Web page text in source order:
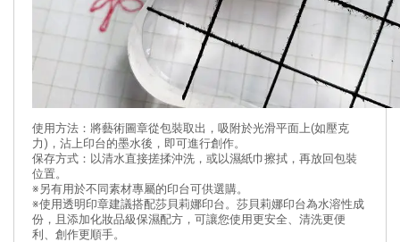
使用方法：將藝術圖章從包裝取出，吸附於光滑平面上(如壓克
力)，沾上印台的墨水後，即可進行創作。
保存方式：以清水直接搓揉沖洗，或以濕紙巾擦拭，再放回包裝
位置。
※另有用於不同素材專屬的印台可供選購。
※使用透明印章建議搭配莎貝莉娜印台。莎貝莉娜印台為水溶性成
份，且添加化妝品級保濕配方，可讓您使用更安全、清洗更便
利、創作更順手。